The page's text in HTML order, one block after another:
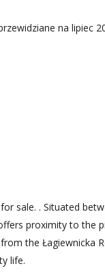
na lipiec
sale. . Situated
proximity to the
the Łagiewnicka
life.